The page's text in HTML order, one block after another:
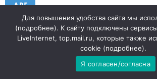
АВГ
Когда вулкан
угрозой урожаю
Для повышения удобства сайта мы
(подробнее). К сайту подключены
LiveInternet, top.mail.ru, которые также
cookie (подробнее).
Я согласен/согласна